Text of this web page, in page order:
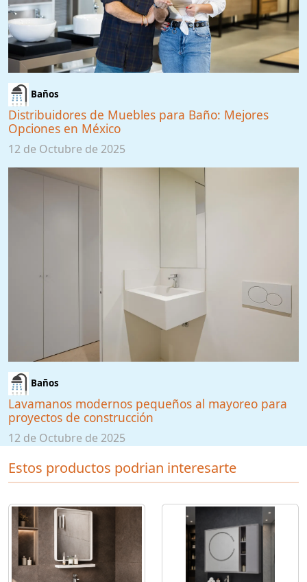
Baños
Distribuidores de Muebles para Baño: Mejores
Opciones en México
12 de Octubre de 2025
Baños
Lavamanos modernos pequeños al mayoreo para
proyectos de construcción
12 de Octubre de 2025
Estos productos podrian interesarte